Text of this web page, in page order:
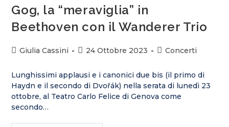
Gog, la “meraviglia” in
Beethoven con il Wanderer Trio
Giulia Cassini 24 Ottobre 2023 Concerti
Lunghissimi applausi e i canonici due bis (il primo di
Haydn e il secondo di Dvořák) nella serata di lunedì 23
ottobre, al Teatro Carlo Felice di Genova come
secondo…